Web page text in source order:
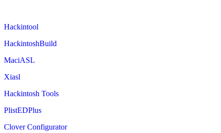
Hackintool
HackintoshBuild
MaciASL
Xiasl
Hackintosh Tools
PlistEDPlus
Clover Configurator